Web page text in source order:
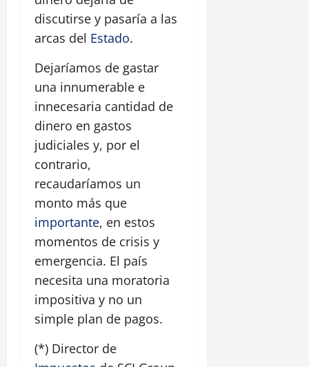
discutirse y pasaría a las
arcas del Estado.
Dejaríamos de gastar
una innumerable e
innecesaria cantidad de
dinero en gastos
judiciales y, por el
contrario,
recaudaríamos un
monto más que
importante, en estos
momentos de crisis y
emergencia. El país
necesita una moratoria
impositiva y no un
simple plan de pagos.
(*) Director de